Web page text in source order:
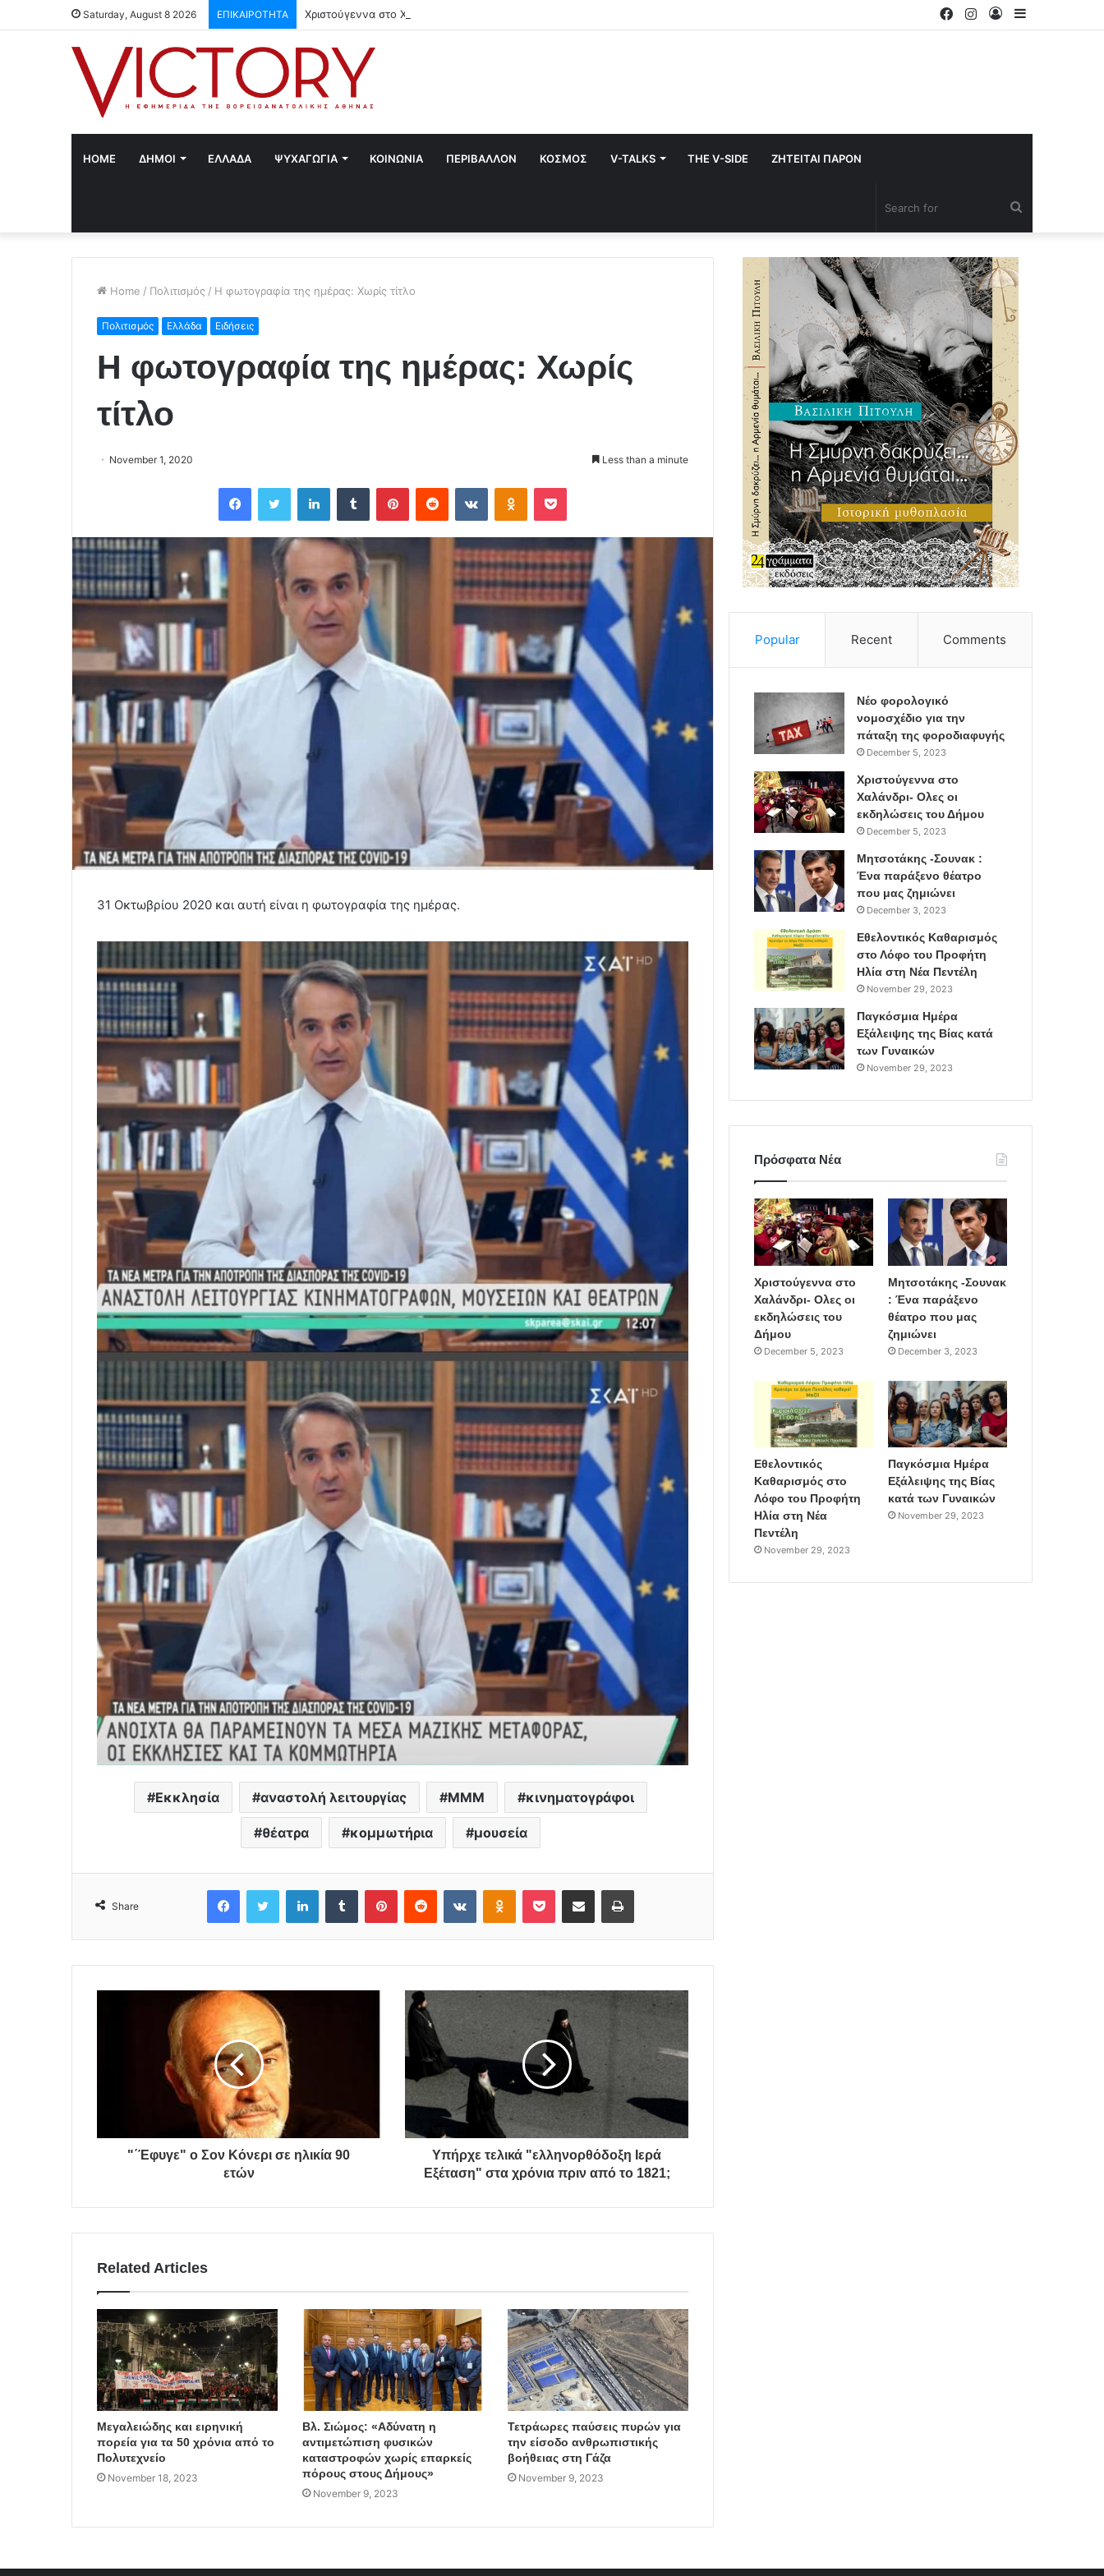
Saturday, August 8 2026 ΕΠΙΚΑΙΡΟΤΗΤΑ Χριστούγεννα στο Χαλάνδρι- Ολες οι εκδηλώσεις του Δήμου
Log
Instagram
Facebook
HOME ΔΗΜΟΙ ΕΛΛΑΔΑ ΨΥΧΑΓΩΓΙΑ ΚΟΙΝΩΝΙΑ ΠΕΡΙΒΑΛΛΟΝ ΚΟΣΜΟΣ V-TALKS THE V-SIDE ΖΗΤΕΙΤΑΙ ΠΑΡΟΝ
Home / Πολιτισμός / Η φωτογραφία της ημέρας: Χωρίς τίτλο
Πολιτισμός Ελλάδα Ειδήσεις
Η φωτογραφία της ημέρας: Χωρίς
τίτλο
November 1, 2020 Less than a minute
31 Οκτωβρίου 2020 και αυτή είναι η φωτογραφία της ημέρας.
Εκκλησία αναστολή λειτουργίας ΜΜΜ κινηματογράφοι
θέατρα κομμωτήρια μουσεία
Share
"΄Έφυγε" ο Σον Κόνερι σε ηλικία 90
ετών
Υπήρχε τελικά "ελληνορθόδοξη Ιερά
Εξέταση" στα χρόνια πριν από το 1821;
Related Articles
Μεγαλειώδης και ειρηνική
πορεία για τα 50 χρόνια από το
Πολυτεχνείο
November 18, 2023
Βλ. Σιώμος: «Αδύνατη η
αντιμετώπιση φυσικών
καταστροφών χωρίς επαρκείς
πόρους στους Δήμους»
November 9, 2023
Τετράωρες παύσεις πυρών για
την είσοδο ανθρωπιστικής
βοήθειας στη Γάζα
November 9, 2023
Popular Recent Comments
Νέο φορολογικό
νομοσχέδιο για την
πάταξη της φοροδιαφυγής
December 5, 2023
Χριστούγεννα στο
Χαλάνδρι- Ολες οι
εκδηλώσεις του Δήμου
December 5, 2023
Μητσοτάκης -Σουνακ :
Ένα παράξενο θέατρο
που μας ζημιώνει
December 3, 2023
Εθελοντικός Καθαρισμός
στο Λόφο του Προφήτη
Ηλία στη Νέα Πεντέλη
November 29, 2023
Παγκόσμια Ημέρα
Εξάλειψης της Βίας κατά
των Γυναικών
November 29, 2023
Πρόσφατα Νέα
Χριστούγεννα στο
Χαλάνδρι- Ολες οι
εκδηλώσεις του
Δήμου
December 5, 2023
Μητσοτάκης -Σουνακ
: Ένα παράξενο
θέατρο που μας
ζημιώνει
December 3, 2023
Εθελοντικός
Καθαρισμός στο
Λόφο του Προφήτη
Ηλία στη Νέα
Πεντέλη
November 29, 2023
Παγκόσμια Ημέρα
Εξάλειψης της Βίας
κατά των Γυναικών
November 29, 2023